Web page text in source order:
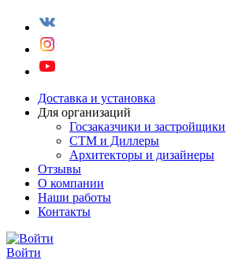
Доставка и установка
Для организаций
Госзаказчики и застройщики
СТМ и Диллеры
Архитекторы и дизайнеры
Отзывы
О компании
Наши работы
Контакты
Войти